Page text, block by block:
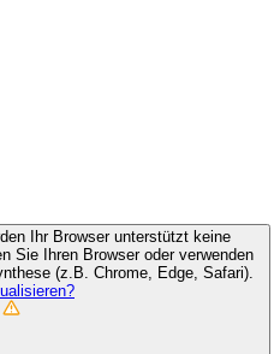
Ihr Browser unterstützt keine
Sie Ihren Browser oder verwenden
(z.B. Chrome, Edge, Safari).